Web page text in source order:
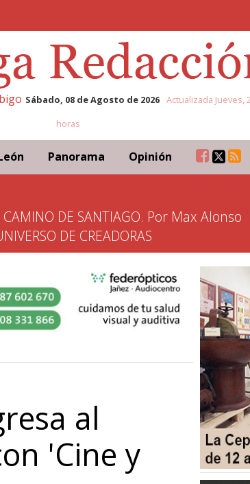
Sábado, 08 de Agosto de 2026 Actualizada Jueves,
horas
Panorama Opinión
CAMINO DE SANTIAGO. Por Max Alonso
DE CREADORAS
al
'Cine y